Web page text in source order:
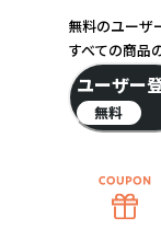
無料のユーザ
すべての商品
ユーザー
無料